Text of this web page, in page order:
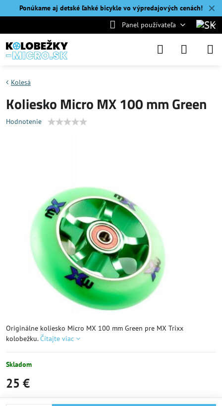
✕
Ponúkame aj detské ľahké bicykle vo výpredajových cenách!
Panel používateľa
Kolesá
Koliesko Micro MX 100 mm Green
Hodnotenie
Originálne koliesko Micro MX 100 mm Green pre MX Trixx
kolobežku.Čítajte viac
Skladom
25 €